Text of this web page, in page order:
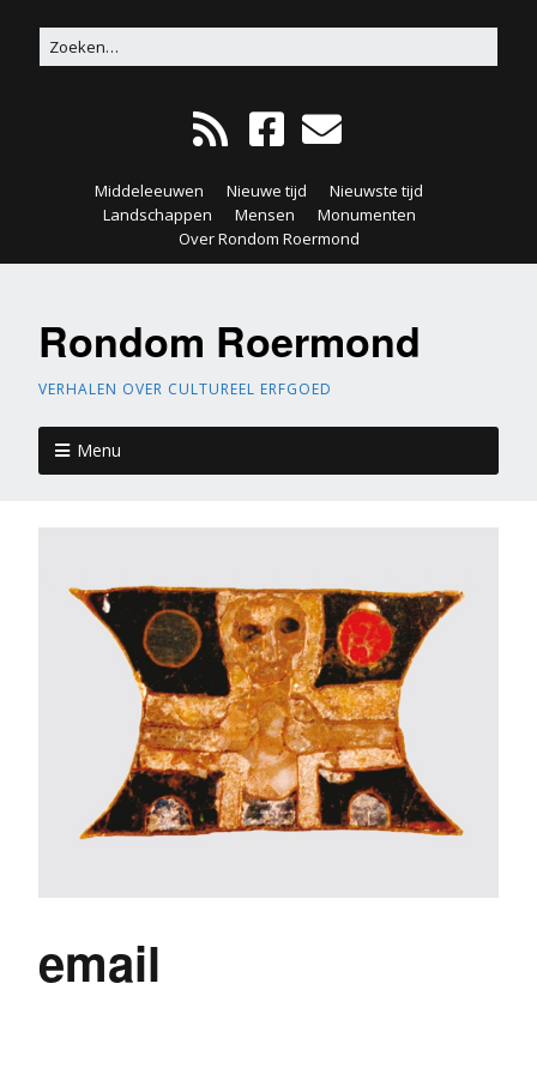
Middeleeuwen Nieuwe tijd
Nieuwste tijd
Landschappen
Mensen
Monumenten
Over Rondom Roermond
Rondom Roermond
VERHALEN OVER CULTUREEL ERFGOED
Menu
email